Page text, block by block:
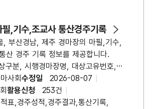
있습니다.
,기수,조교사 통산경주기록
, 부산경남, 제주 경마장의 마필,기수,
산 경주 기록 정보를 제공합니다.
구분, 시행경마장명, 대상고유번호,
위횟수, 통산출주횟수, 통산착순상금,
근1년1~5위횟수, 최근1년출주횟수,
, 최근1년조건상금,
사회 수정일
2026-08-07
활용신청
253건
표,경주성적,경주결과,통산기록,